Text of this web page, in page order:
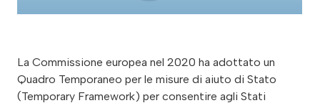
La Commissione europea nel 2020 ha adottato un
Quadro Temporaneo per le misure di aiuto di Stato
(Temporary Framework) per consentire agli Stati